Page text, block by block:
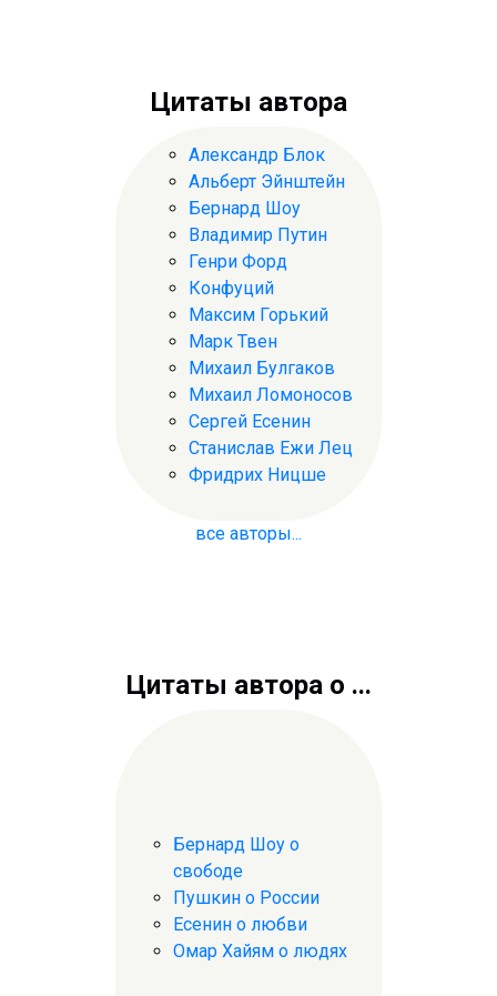
Цитаты автора
Александр Блок
Альберт Эйнштейн
Бернард Шоу
Владимир Путин
Генри Форд
Конфуций
Максим Горький
Марк Твен
Михаил Булгаков
Михаил Ломоносов
Сергей Есенин
Станислав Ежи Лец
Фридрих Ницше
все авторы...
Цитаты автора о ...
Бернард Шоу о
свободе
Пушкин о России
Есенин о любви
Омар Хайям о людях